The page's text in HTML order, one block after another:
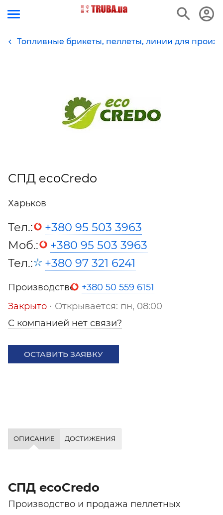
Топливные брикеты, пеллеты, линии для
СПД ecoCredo
Харьков
Тел.:
+380 95 503 3963
Моб.:
+380 95 503 3963
Тел.:
+380 97 321 6241
Производство: +380 50 559 6151
Закрыто ⋅ Открывается: пн, 08:00
С компанией нет связи?
ОСТАВИТЬ ЗАЯВКУ
ОПИСАНИЕ ДОСТИЖЕНИЯ
СПД ecoCredo
Производство и продажа пеллетных